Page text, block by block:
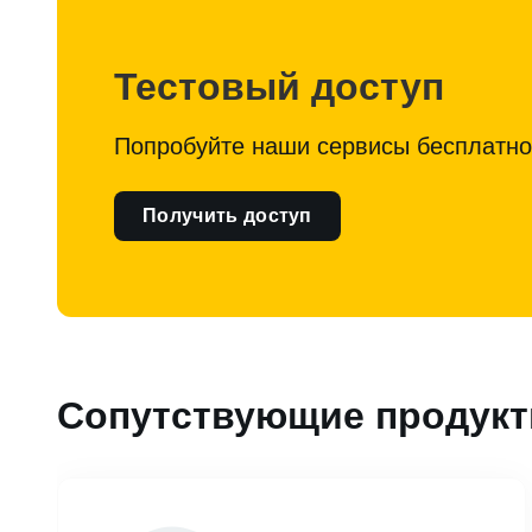
Тестовый доступ
Попробуйте наши сервисы бесплатно
Получить доступ
Сопутствующие